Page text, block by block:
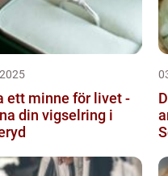
ett minne för livet -
din vigselring i